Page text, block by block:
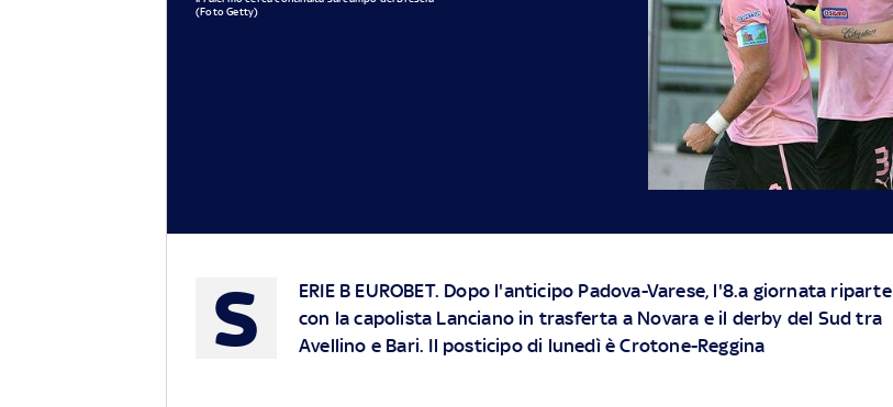
(Foto Getty)
S ERIE B EUROBET. Dopo l'anticipo Padova-Varese, l'8.a giornata riparte
con la capolista Lanciano in trasferta a Novara e il derby del Sud tra
Avellino e Bari. Il posticipo di lunedì è Crotone-Reggina